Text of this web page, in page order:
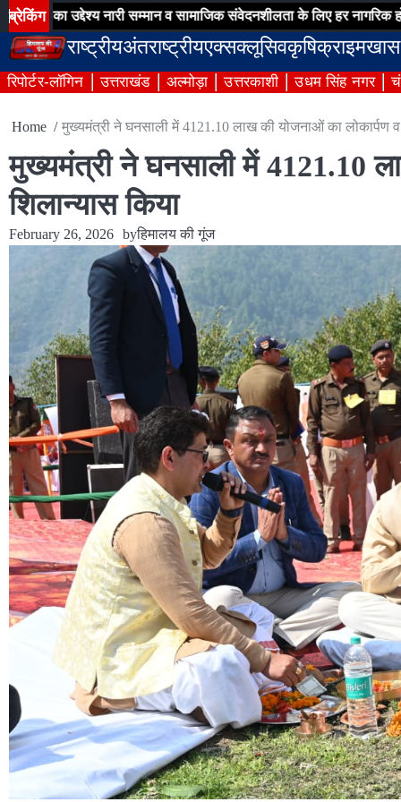
Skip
to
content
ब्रेकिंगनारी सम्मान व सामाजिक संवेदनशीलता के लिए हर नागरिक हो जागरुक
राष्ट्रीयअंतराष्ट्रीयएक्सक्लूसिवकृषिक्राइम
रिपोर्टर-लॉगिन उत्तराखंड अल्मोड़ा उत्तरकाशी उधम सिंह नगर
Home मुख्यमंत्री ने घनसाली में 4121.10 लाख की योजनाओं का लोकार्पण व
मुख्यमंत्री ने घनसाली में 4121.10
शिलान्यास किया
February 26, 2026 byहिमालय की गूंज